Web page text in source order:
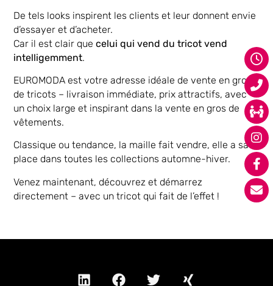
De tels looks inspirent les clients et leur donnent envie
d’essayer et d’acheter.
Car il est clair quecelui qui vend du tricot vend
intelligemment.
EUROMODA est votre adresse idéale de vente en gros
de tricots – livraison immédiate, prix attractifs, avec
un choix large et inspirant dans la vente en gros de
vêtements.
Classique ou tendance, la maille fait vendre, elle a sa
place dans toutes les collections automne-hiver.
Venez maintenant, découvrez et démarrez
directement – avec un tricot qui fait de l’effet !